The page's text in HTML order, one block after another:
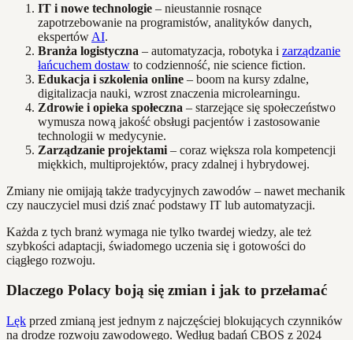
IT i nowe technologie – nieustannie rosnące
zapotrzebowanie na programistów, analityków danych,
ekspertów AI.
Branża logistyczna – automatyzacja, robotyka i zarządzanie
łańcuchem dostaw to codzienność, nie science fiction.
Edukacja i szkolenia online – boom na kursy zdalne,
digitalizacja nauki, wzrost znaczenia microlearningu.
Zdrowie i opieka społeczna – starzejące się społeczeństwo
wymusza nową jakość obsługi pacjentów i zastosowanie
technologii w medycynie.
Zarządzanie projektami – coraz większa rola kompetencji
miękkich, multiprojektów, pracy zdalnej i hybrydowej.
Zmiany nie omijają także tradycyjnych zawodów – nawet mechanik
czy nauczyciel musi dziś znać podstawy IT lub automatyzacji.
Każda z tych branż wymaga nie tylko twardej wiedzy, ale też
szybkości adaptacji, świadomego uczenia się i gotowości do
ciągłego rozwoju.
Dlaczego Polacy boją się zmian i jak to przełamać
Lęk przed zmianą jest jednym z najczęściej blokujących czynników
na drodze rozwoju zawodowego. Według badań CBOS z 2024